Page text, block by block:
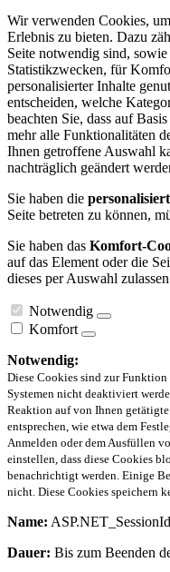
Wir verwenden Cookies,
Erlebnis zu bieten. Dazu
Seite notwendig sind,
Statistikzwecken, für
personalisierter Inhalte
entscheiden, welche
beachten Sie, dass auf
mehr alle Funktionalitäten
Ihnen getroffene Auswahl
nachträglich geändert
Sie haben die
Seite betreten zu können,
Sie haben das Komfort-
auf das Element oder die
dieses per Auswahl
Notwendig
Komfort
Notwendig:
Diese Cookies sind zur
Systemen nicht deaktiviert
Reaktion auf von Ihnen
entsprechen, wie etwa dem
Anmelden oder dem Ausfüllen
einstellen, dass diese Cookies
benachrichtigt werden. Einige
nicht. Diese Cookies speichern
Name: ASP.NET_SessionId
Dauer: Bis zum Beenden